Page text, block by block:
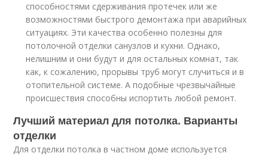
способностями сдерживания протечек или же
возможностями быстрого демонтажа при аварийных
ситуациях. Эти качества особенно полезны для
потолочной отделки санузлов и кухни. Однако,
нелишним и они будут и для остальных комнат, так
как, к сожалению, прорывы труб могут случиться и в
отопительной системе. А подобные чрезвычайные
происшествия способны испортить любой ремонт.
Лучший материал для потолка. Варианты
отделки
Для отделки потолка в частном доме используется